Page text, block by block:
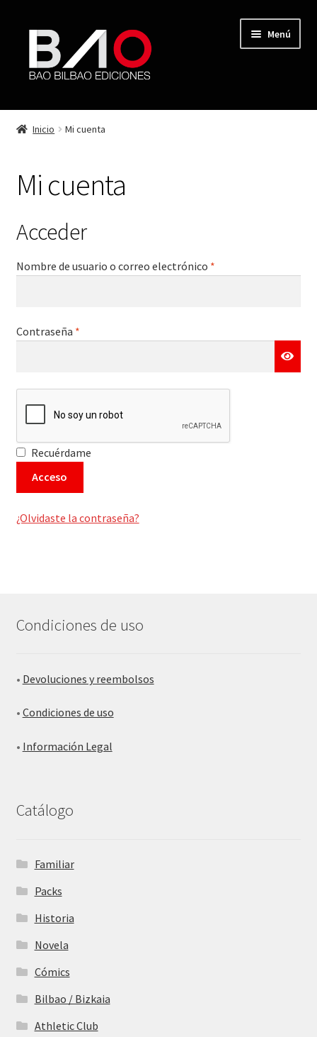
Menú
TIENDA
AUTORES
REVISTA BAO
CONTACTO
Inicio Mi cuenta
Mi cuenta
Acceder
Nombre de usuario o correo electrónico *
Contraseña *
Recuérdame
Acceso
¿Olvidaste la contraseña?
Condiciones de uso
• Devoluciones y reembolsos
• Condiciones de uso
• Información Legal
Catálogo
Familiar
Packs
Historia
Novela
Cómics
Bilbao / Bizkaia
Athletic Club